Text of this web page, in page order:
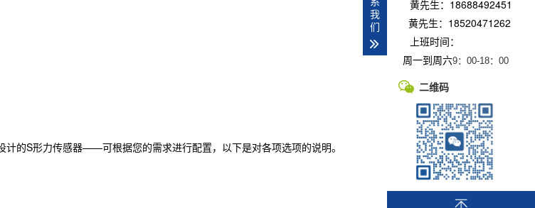
计的S形力传感器——可根据您的需求进行配置，以下是对各项选项的说明。
黄先生：18688492451
黄先生：18520471262
上班时间：
周一到周六9：00-18：00
二维码
我
们